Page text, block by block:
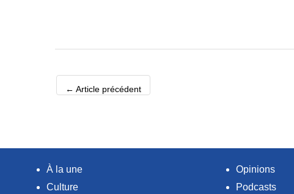
← Article précédent
À la une
Culture
Opinions
Podcasts